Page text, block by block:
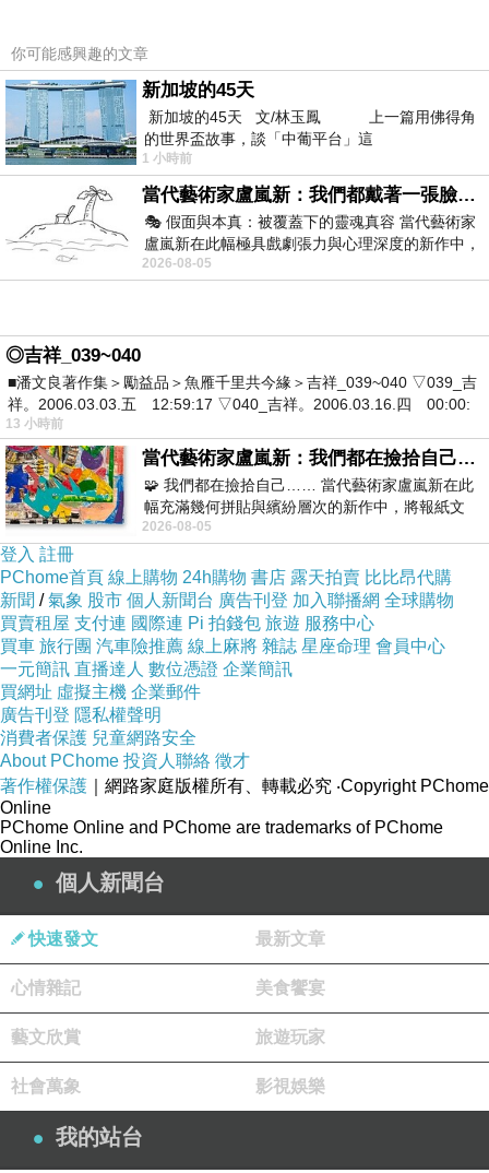
脂肪/Fat 1.9公克/g
飽和脂肪/Saturated Fat 0公克/g
反式脂肪/Trans Fat 0公克/g
碳水化合物/Carbohydrate 5.2公克/g
鈉/Sodium 0.2毫克/mg
纖維質 1.98公克/g
使用方法很簡單、準備一杯清水
你可能感興趣的文章
新加坡的45天
新加坡的45天 文/林玉鳳 上一篇用佛得角
的世界盃故事，談「中葡平台」這
1 小時前
當代藝術家盧嵐新：我們都戴著一張臉，可真正的自己，總藏在那些被塗抹、被覆蓋的痕跡裡
🎭 假面與本真：被覆蓋下的靈魂真容 當代藝術家
盧嵐新在此幅極具戲劇張力與心理深度的新作中，
運用質感豐富的紙材肌理、墨痕與大膽的
2026-08-05
◎吉祥_039~040
■潘文良著作集＞勵益品＞魚雁千里共今緣＞吉祥_039~040 ▽039_吉
祥。2006.03.03.五 12:59:17 ▽040_吉祥。2006.03.16.四 00:00:
13 小時前
當代藝術家盧嵐新：我們都在撿拾自己，將散落的情緒與碎片，拼回生命完整的輪廓
🧩 我們都在撿拾自己…… 當代藝術家盧嵐新在此
幅充滿幾何拼貼與繽紛層次的新作中，將報紙文
字、彩色剪紙與明亮顏料層層
2026-08-05
登入 註冊
PChome首頁 線上購物 24h購物 書店 露天拍賣 比比昂代購
新聞 /氣象 股市 個人新聞台 廣告刊登 加入聯播網 全球購物
買賣租屋 支付連 國際連 Pi 拍錢包 旅遊 服務中心
買車 旅行團 汽車險推薦 線上麻將 雜誌 星座命理 會員中心
一元簡訊 直播達人 數位憑證 企業簡訊
買網址 虛擬主機 企業郵件
廣告刊登 隱私權聲明
消費者保護 兒童網路安全
About PChome 投資人聯絡 徵才
著作權保護 ｜網路家庭版權所有、轉載必究 ‧Copyright PChome
Online
PChome Online and PChome are trademarks of PChome
Online Inc.
個人新聞台
快速發文 最新文章
心情雜記 美食饗宴
藝文欣賞 旅遊玩家
社會萬象 影視娛樂
我的站台